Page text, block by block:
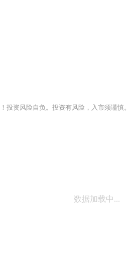
投资风险自负。投资有风险，入市须谨慎。
数据加载中...